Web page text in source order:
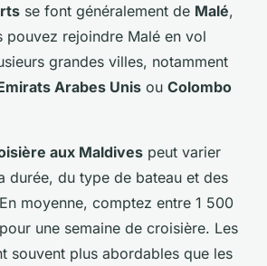
se font généralement de Malé,
pouvez rejoindre Malé en vol
grandes villes, notamment
Arabes Unis ou Colombo
aux Maldives peut varier
durée, du type de bateau et des
moyenne, comptez entre 1 500
pour une semaine de croisière. Les
souvent plus abordables que les